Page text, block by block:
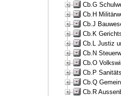
Cb.G
Cb.H
Cb.J
Cb.K
Cb.L Justiz
Cb.N
Cb.O
Cb.P
Cb.Q
Cb.R